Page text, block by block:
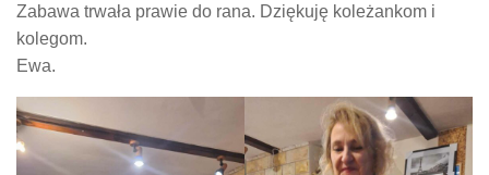
Zabawa trwała prawie do rana. Dziękuję koleżankom i
kolegom.
Ewa.